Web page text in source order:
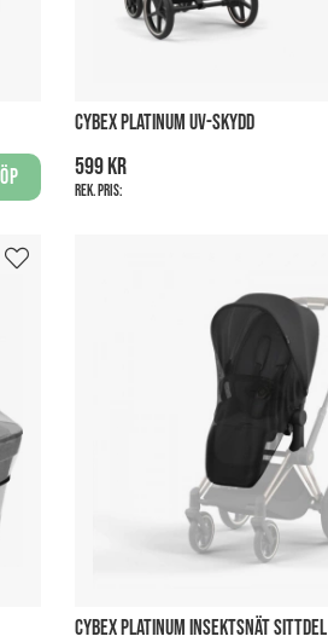
CYBEX PLATINUM UV-SKYDD
599 kr
Rek. pris:
CYBEX PLATINUM INSEKTSNÄT SITTDEL